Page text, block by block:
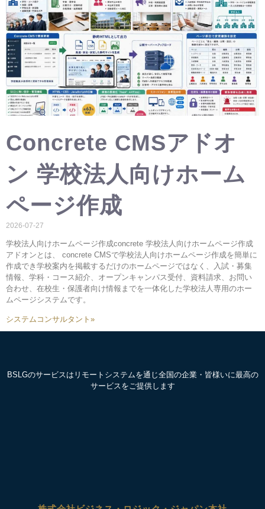
Concrete CMSアドオ
ン 学校法人向けホーム
ページ作成
2026-07-27
学校法人向けホームページ作成concrete 学校法人向けホームページ作成
アドオンとは、 concrete CMSで学校法人向けホームページ作成を簡単に
作成でき学校案内を掲載するだけのホームページではなく、入試・募集
情報、学科・コース紹介、オープンキャンパス受付、資料請求、お問い
合わせ、在校生・保護者向け情報までを一体化した学校法人専用のホー
ムページシステムです。
システムコンサルタント»
BSLGのサービスはリモートシステムを通じ全国の企業・皆様いに最高の
サービスをご提供します